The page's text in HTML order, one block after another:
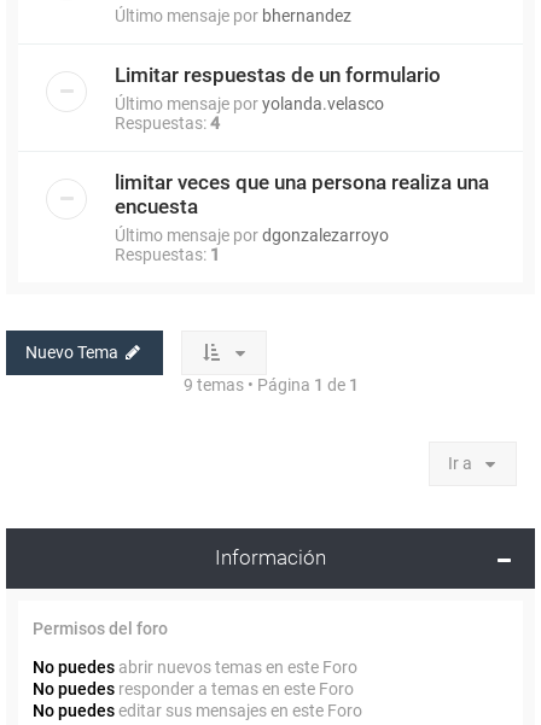
Último mensaje por bhernandez
Limitar respuestas de un formulario
Último mensaje poryolanda.velasco
Respuestas:4
limitar veces que una persona realiza una
encuesta
Último mensaje pordgonzalezarroyo
Respuestas: 1
Nuevo Tema
9 temas • Página 1 de 1
Ir a
Información
Permisos del foro
No puedes abrir nuevos temas en este Foro
No puedes responder a temas en este Foro
No puedeseditar sus mensajes en este Foro